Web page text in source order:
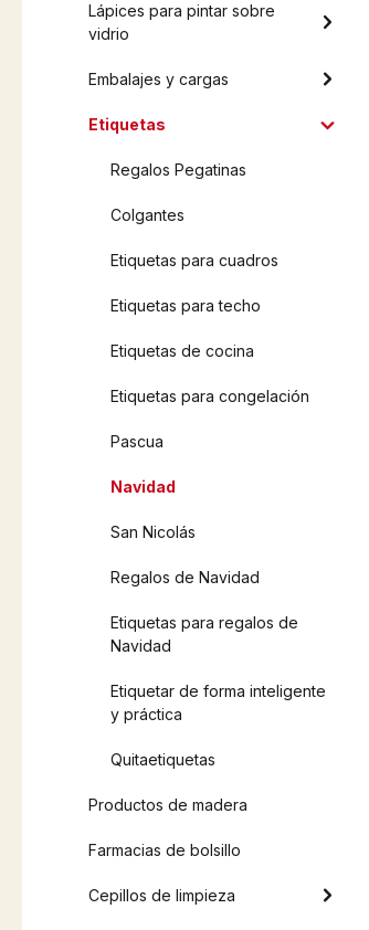
Lápices para pintar sobre
vidrio
Embalajes y cargas
Etiquetas
Regalos Pegatinas
Colgantes
Etiquetas para cuadros
Etiquetas para techo
Etiquetas de cocina
Etiquetas para congelación
Pascua
Navidad
San Nicolás
Regalos de Navidad
Etiquetas para regalos de
Navidad
Etiquetar de forma inteligente
y práctica
Quitaetiquetas
Productos de madera
Farmacias de bolsillo
Cepillos de limpieza